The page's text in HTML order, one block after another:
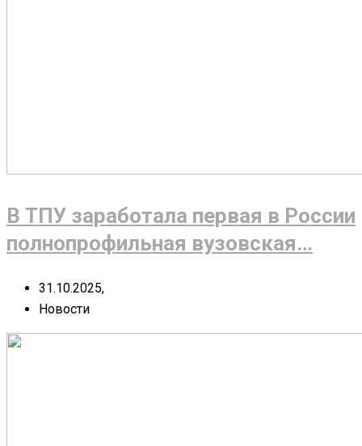
В ТПУ заработала первая в России
полнопрофильная вузовская…
31.10.2025,
Новости